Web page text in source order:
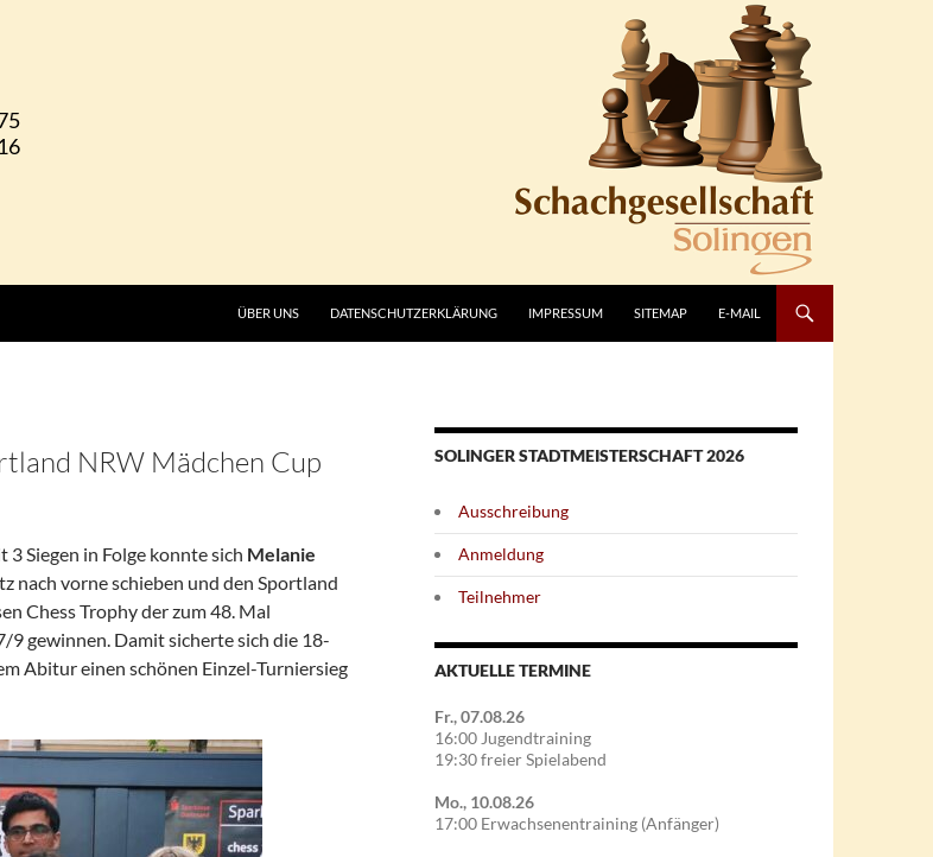
ÜBER UNS DATENSCHUTZERKLÄRUNG IMPRESSUM SITEMAP E-MAIL
NRW Mädchen Cup
3 Siegen in Folge konnte sich Melanie
nach vorne schieben und den Sportland
Chess Trophy der zum 48. Mal
gewinnen. Damit sicherte sich die 18-
Abitur einen schönen Einzel-Turniersieg
SOLINGER STADTMEISTERSCHAFT 2026
Ausschreibung
Anmeldung
Teilnehmer
AKTUELLE TERMINE
Fr., 07.08.26
16:00 Jugendtraining
19:30 freier Spielabend
Mo., 10.08.26
17:00 Erwachsenentraining (Anfänger)